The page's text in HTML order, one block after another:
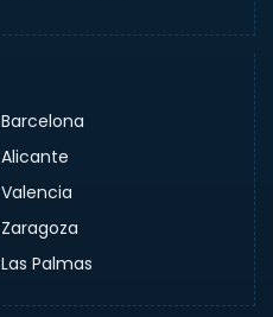
Barcelona
Alicante
Valencia
Zaragoza
Las Palmas